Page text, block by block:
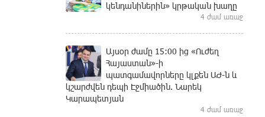
կենդանիներին» կրթական խաղը
4 ժամ առաջ
Այսօր ժամը 15:00 ից «Ուժեղ
Հայաստան»-ի
պատգամավորները կլքեն ԱԺ-ն և
կշարժվեն դեպի Էջմիածին. Նարեկ
Կարապետյան
4 ժամ առաջ